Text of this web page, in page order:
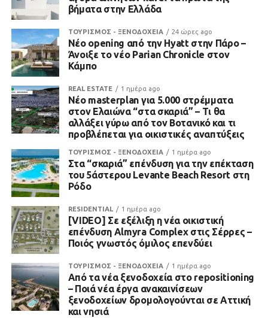
βήματα στην Ελλάδα
ΤΟΥΡΙΣΜΟΣ - ΞΕΝΟΔΟΧΕΙΑ 24 ώρες ago
Νέο opening από την Hyatt στην Πάρο –
Άνοιξε το νέο Parian Chronicle στον
Κάμπο
REAL ESTATE 1 ημέρα ago
Νέο masterplan για 5.000 στρέμματα
στον Ελαιώνα “στα σκαριά” – Τι θα
αλλάξει γύρω από τον Βοτανικό και τι
προβλέπεται για οικιστικές αναπτύξεις
ΤΟΥΡΙΣΜΟΣ - ΞΕΝΟΔΟΧΕΙΑ 1 ημέρα ago
Στα “σκαριά” επένδυση για την επέκταση
του 5άστερου Levante Beach Resort στη
Ρόδο
RESIDENTIAL 1 ημέρα ago
[VIDEO] Σε εξέλιξη η νέα οικιστική
επένδυση Almyra Complex στις Σέρρες –
Ποιός γνωστός όμιλος επενδύει
ΤΟΥΡΙΣΜΟΣ - ΞΕΝΟΔΟΧΕΙΑ 1 ημέρα ago
Από τα νέα ξενοδοχεία στο repositioning
– Ποιά νέα έργα ανακαινίσεων
ξενοδοχείων δρομολογούνται σε Αττική
και νησιά